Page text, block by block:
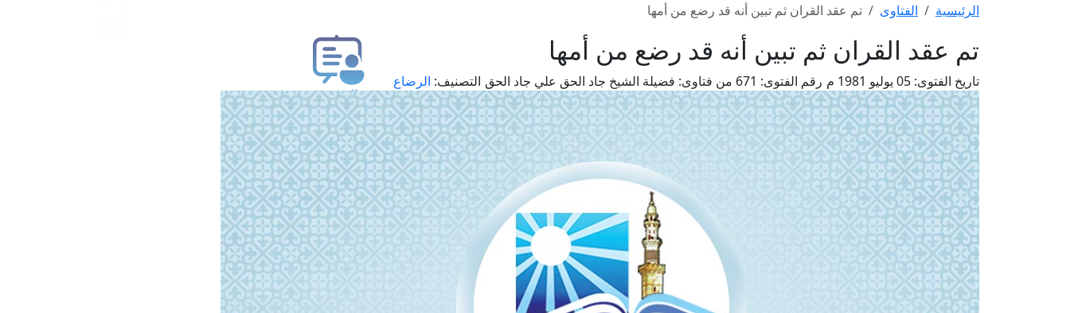
الرئيسية الفتاوى تم عقد القران ثم تبين أنه قد رضع من أمها
تم عقد القران ثم تبين أنه قد رضع من أمها
تاريخ الفتوى: رقم الفتوى: من فتاوى: فضيلة الشيخ جاد الحق علي جاد الحق التصنيف: الرضاع
طلب فتوى
استعلام عن فتوى
حجز موعد
الفتوى الهاتفية